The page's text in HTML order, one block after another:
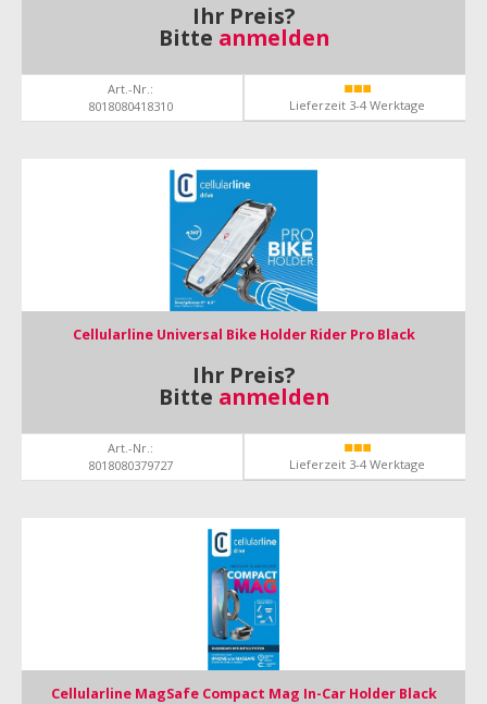
Ihr Preis?
Bitte anmelden
Art.-Nr.:
8018080418310
Lieferzeit 3-4 Werktage
Cellularline Universal Bike Holder Rider Pro Black
Ihr Preis?
Bitte anmelden
Art.-Nr.:
8018080379727
Lieferzeit 3-4 Werktage
Cellularline MagSafe Compact Mag In-Car Holder Black